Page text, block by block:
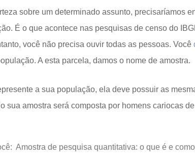
sobre um determinado assunto, precisaríamos
É o que acontece nas pesquisas de censo do
você não precisa ouvir todas as pessoas. Você
A esta parcela, damos o nome de amostra.
a sua população, ela deve possuir as
sua amostra será composta por homens cariocas
Amostra de pesquisa quantitativa: o que é e